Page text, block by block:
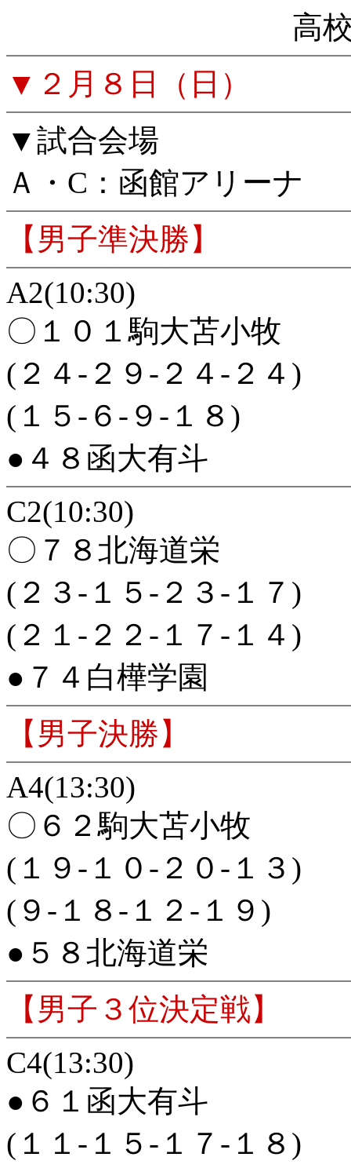
高
▼２月８日（日）
▼試合会場
Ａ・C：函館アリーナ
【男子準決勝】
A2(10:30)
〇１０１駒大苫小牧
(２４-２９-２４-２４)
(１５-６-９-１８)
●４８函大有斗
C2(10:30)
〇７８北海道栄
(２３-１５-２３-１７)
(２１-２２-１７-１４)
●７４白樺学園
【男子決勝】
A4(13:30)
〇６２駒大苫小牧
(１９-１０-２０-１３)
(９-１８-１２-１９)
●５８北海道栄
【男子３位決定戦】
C4(13:30)
●６１函大有斗
(１１-１５-１７-１８)